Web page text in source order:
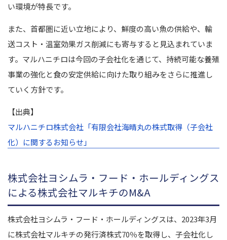
い環境が特長です。
また、首都圏に近い立地により、鮮度の高い魚の供給や、輸
送コスト・温室効果ガス削減にも寄与すると見込まれていま
す。マルハニチロは今回の子会社化を通じて、持続可能な養殖
事業の強化と食の安定供給に向けた取り組みをさらに推進し
ていく方針です。
【出典】
マルハニチロ株式会社「有限会社海晴丸の株式取得（子会社
化）に関するお知らせ」
株式会社ヨシムラ・フード・ホールディングス
による株式会社マルキチのM&A
株式会社ヨシムラ・フード・ホールディングスは、2023年3月
に株式会社マルキチの発行済株式70％を取得し、子会社化し